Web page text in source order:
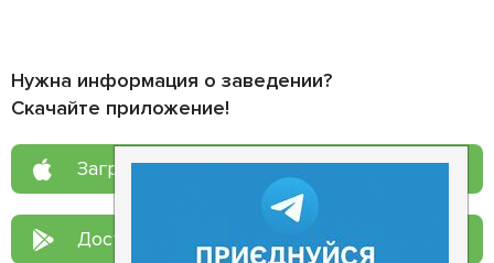
Нужна информация о заведении?
Скачайте приложение!
Загрузите в App Store
Доступно в Google Play